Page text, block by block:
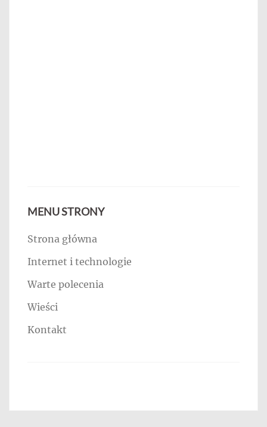
MENU STRONY
Strona główna
Internet i technologie
Warte polecenia
Wieści
Kontakt